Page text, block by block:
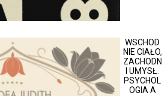
WSCHOD
NIE CIAŁO,
ZACHODN
I UMYSŁ.
PSYCHOL
OGIA A